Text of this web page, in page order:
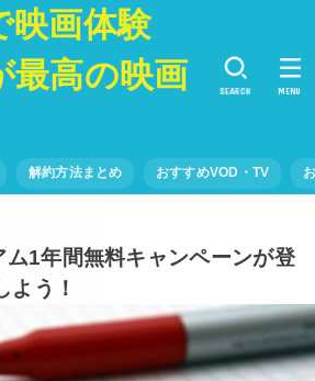
映画体験
最高の映画
解約方法まとめ おすすめVOD・TV
SEARCH MENU
1年間無料キャンペーンが登
よう！